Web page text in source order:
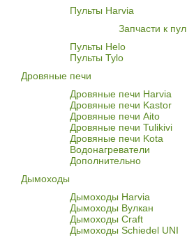
Пульты Harvia
Запчасти к
Пульты Helo
Пульты Tylo
Дровяные печи
Дровяные печи Harvia
Дровяные печи Kastor
Дровяные печи Aito
Дровяные печи Tulikivi
Дровяные печи Kota
Водонагреватели
Дополнительно
Дымоходы
Дымоходы Harvia
Дымоходы Вулкан
Дымоходы Craft
Дымоходы Schiedel UNI